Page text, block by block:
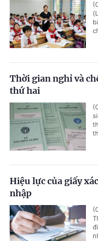
Thời gian nghỉ và
thứ hai
Hiệu lực của giấy
nhập